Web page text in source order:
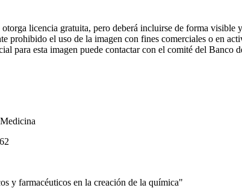
otorga licencia gratuita, pero deberá incluirse de forma
prohibido el uso de la imagen con fines comerciales o en
para esta imagen puede contactar con el comité del
y farmacéuticos en la creación de la química"